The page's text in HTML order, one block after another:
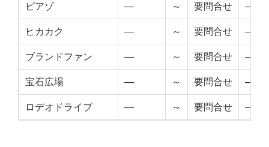
ピアゾ — ～ 要問合せ —
ヒカカク — ～ 要問合せ —
ブランドファン — ～ 要問合せ —
宝石広場 — ～ 要問合せ —
ロデオドライブ — ～ 要問合せ —